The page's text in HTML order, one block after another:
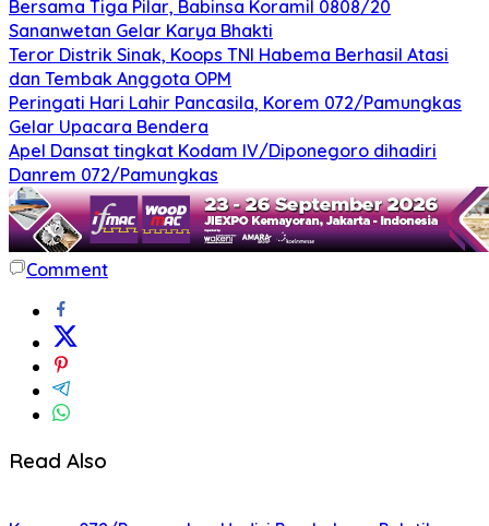
Bersama Tiga Pilar, Babinsa Koramil 0808/20
Sananwetan Gelar Karya Bhakti
Teror Distrik Sinak, Koops TNI Habema Berhasil Atasi
dan Tembak Anggota OPM
Peringati Hari Lahir Pancasila, Korem 072/Pamungkas
Gelar Upacara Bendera
Apel Dansat tingkat Kodam lV/Diponegoro dihadiri
Danrem 072/Pamungkas
Comment
Read Also